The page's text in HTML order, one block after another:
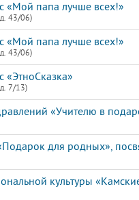
«Мой папа лучше всех!»
43/06)
«Мой папа лучше всех!»
43/06)
«ЭтноСказка»
7/13)
«Учителю в
для родных»,
культуры